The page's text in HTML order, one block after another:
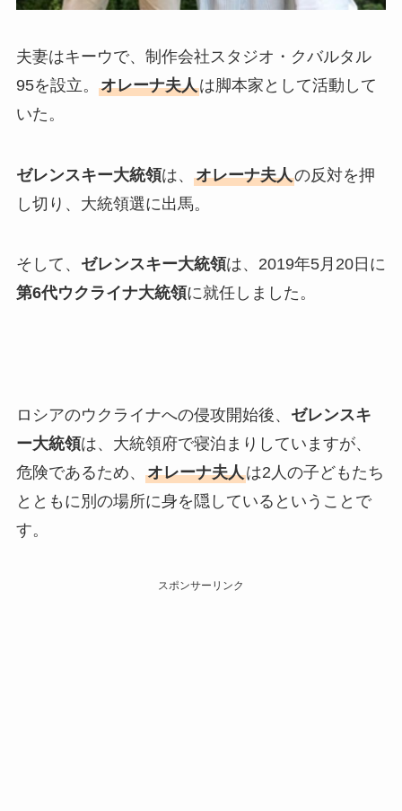
夫妻はキーウで、制作会社スタジオ・クバルタル
95を設立。 オレーナ夫人は脚本家として活動して
いた。
ゼレンスキー大統領は、 オレーナ夫人の反対を押
し切り、大統領選に出馬。
そして、 ゼレンスキー大統領は、2019年5月20日に
第6代ウクライナ大統領に就任しました。
ロシアのウクライナへの侵攻開始後、 ゼレンスキ
ー大統領は、大統領府で寝泊まりしていますが、
危険であるため、 オレーナ夫人は2人の子どもたち
とともに別の場所に身を隠しているということで
す。
スポンサーリンク